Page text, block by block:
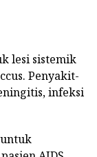
lesi sistemik
Penyakit-
infeksi